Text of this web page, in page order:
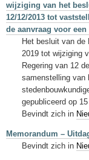
wijziging van het
12/12/2013 tot
de aanvraag voor
Het besluit van de
2019 tot wijziging
Regering van 12
samenstelling van
gepubliceerd op
Bevindt zich in
Memorandum –
Bevindt zich in